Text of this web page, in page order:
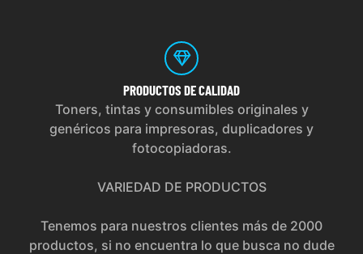
PRODUCTOS DE CALIDAD
Toners, tintas y consumibles originales y
genéricos para impresoras, duplicadores y
fotocopiadoras.
VARIEDAD DE PRODUCTOS
Tenemos para nuestros clientes más de 2000
productos, si no encuentra lo que busca no dude